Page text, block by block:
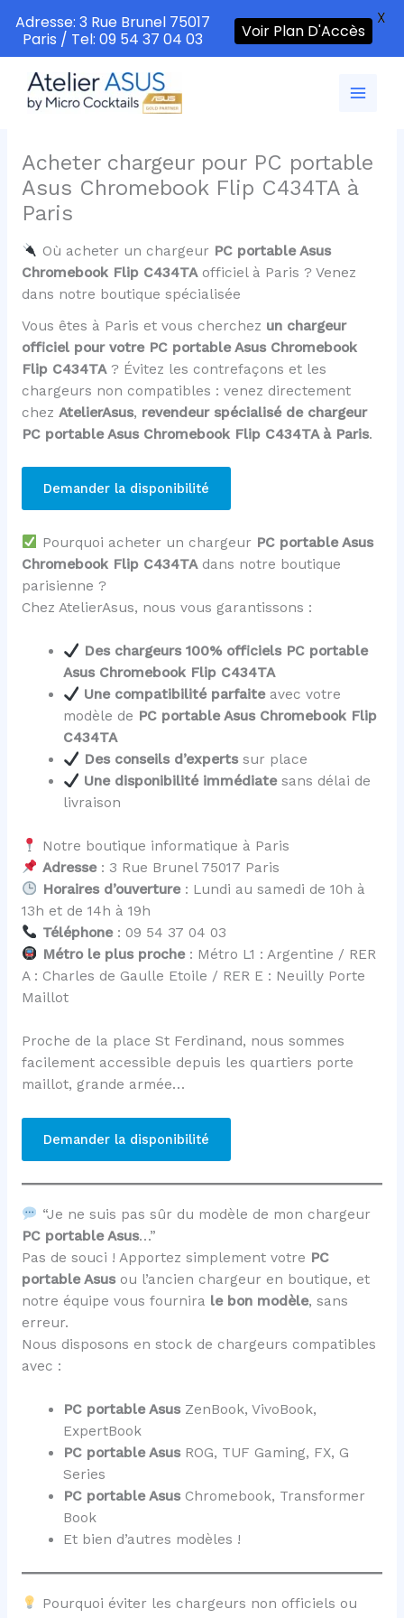
contenu
Acheter chargeur pour PC portable
Asus Chromebook Flip C434TA à
Paris
Où acheter un chargeur PC portable Asus
Chromebook Flip C434TAofficiel à Paris ? Venez
dans notre boutique spécialisée
Vous êtes à Paris et vous cherchez un chargeur
officiel pour votre PC portable Asus Chromebook
Flip C434TA? Évitez les contrefaçons et les
chargeurs non compatibles : venez directement
chez AtelierAsus, revendeur spécialisé de chargeur
PC portable Asus Chromebook Flip C434TA à Paris.
Demander la disponibilité
Pourquoi acheter un chargeur PC portable Asus
Chromebook Flip C434TAdans notre boutique
parisienne ?
Chez AtelierAsus, nous vous garantissons :
Des chargeurs 100% officiels PC portable
Asus Chromebook Flip C434TA
Une compatibilité parfaiteavec votre
modèle de PC portable Asus Chromebook Flip
C434TA
Des conseils d’expertssur place
Une disponibilité immédiatesans délai de
livraison
Notre boutique informatique à Paris
Adresse: 3 Rue Brunel 75017 Paris
Horaires d’ouverture: Lundi au samedi de 10h à
13h et de 14h à 19h
Téléphone: 09 54 37 04 03
Métro le plus proche: Métro L1 : Argentine / RER
A : Charles de Gaulle Etoile / RER E : Neuilly Porte
Maillot
Proche de la place St Ferdinand, nous sommes
facilement accessible depuis les quartiers porte
maillot, grande armée…
Demander la disponibilité
“Je ne suis pas sûr du modèle de mon chargeur
PC portable Asus…”
Pas de souci ! Apportez simplement votre PC
portable Asus ou l’ancien chargeur en boutique, et
notre équipe vous fournira le bon modèle, sans
erreur.
Nous disposons en stock de chargeurs compatibles
avec :
PC portable Asus ZenBook, VivoBook,
ExpertBook
PC portable Asus ROG, TUF Gaming, FX, G
Series
PC portable Asus Chromebook, Transformer
Book
Et bien d’autres modèles !
Pourquoi éviter les chargeurs non officiels ou
Adresse: 3 Rue Brunel 75017
Paris / Tel: 09 54 37 04 03
Voir Plan D'Accès
X